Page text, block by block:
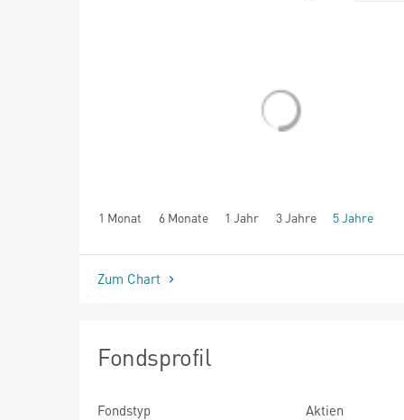
1 Monat 6 Monate 1 Jahr 3 Jahre 5 Jahre
seit Beginn
Zum Chart
Fondsprofil
Fondstyp
Aktien